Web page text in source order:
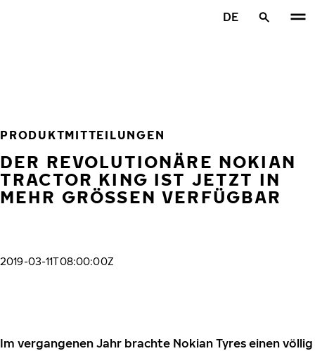
DE
PRODUKTMITTEILUNGEN
DER REVOLUTIONÄRE NOKIAN
TRACTOR KING IST JETZT IN
MEHR GRÖSSEN VERFÜGBAR
2019-03-11T08:00:00Z
Im vergangenen Jahr brachte Nokian Tyres einen völlig